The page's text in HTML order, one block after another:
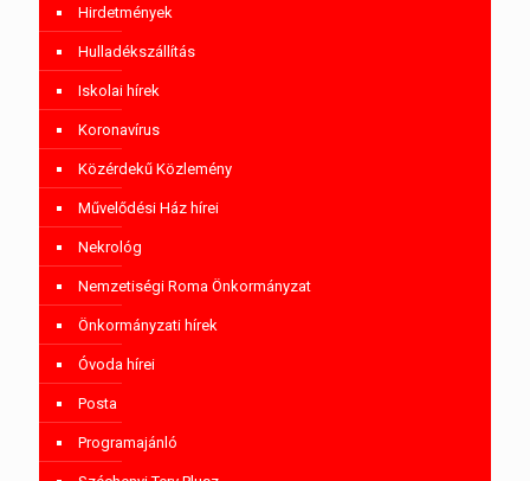
Hirdetmények
Hulladékszállítás
Iskolai hírek
Koronavírus
Közérdekű Közlemény
Művelődési Ház hírei
Nekrológ
Nemzetiségi Roma Önkormányzat
Önkormányzati hírek
Óvoda hírei
Posta
Programajánló